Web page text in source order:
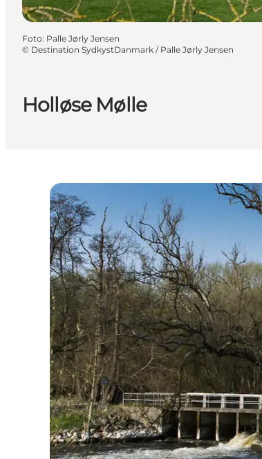
Holløse Mølle
Foto: Palle Jørly Jensen
© Destination SydkystDanmark / Palle Jørly Jensen